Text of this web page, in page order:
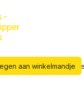
Toevoegen aan
-
aan winkelmandje